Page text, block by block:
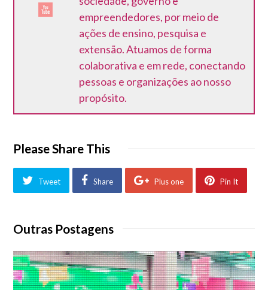
empreendedores, por meio de
ações de ensino, pesquisa e
extensão. Atuamos de forma
colaborativa e em rede, conectando
pessoas e organizações ao nosso
propósito.
Please Share This
Tweet Share Plus one Pin It
Outras Postagens